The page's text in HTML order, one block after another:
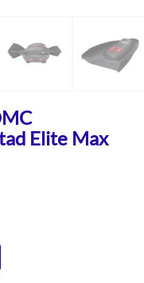
Elite Max